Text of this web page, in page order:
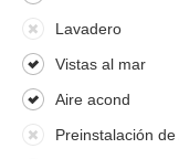
Lavadero
Vistas al mar
Aire acond
Preinstalación